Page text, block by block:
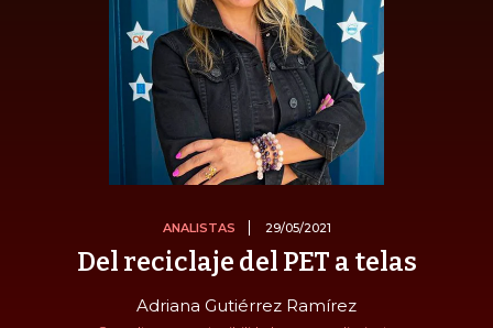
ANALISTAS 29/05/2021
Del reciclaje del PET a telas
Adriana Gutiérrez Ramírez